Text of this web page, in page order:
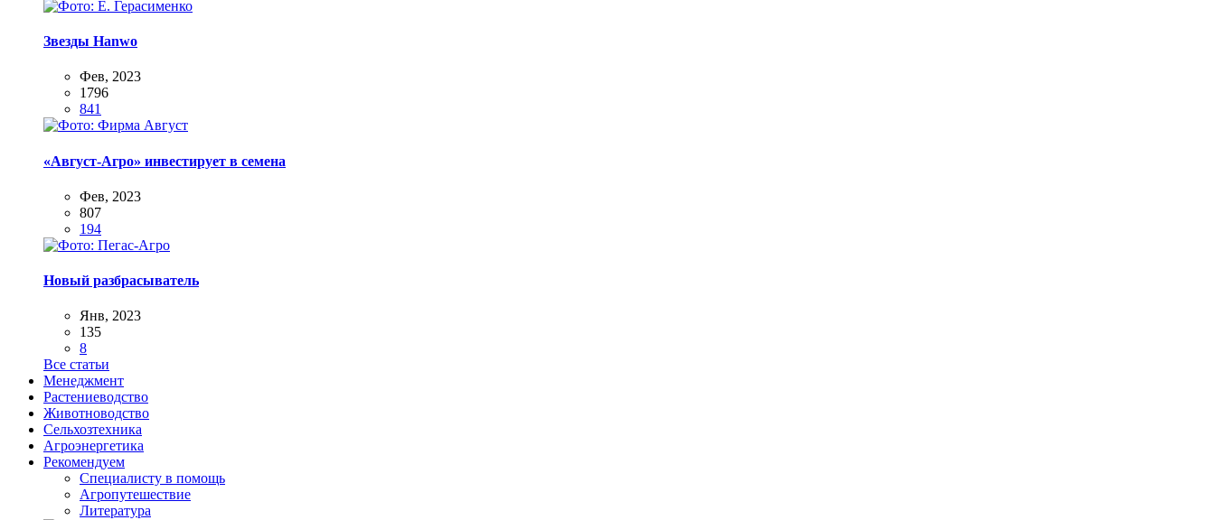
Звезды Hanwo
Фев, 2023
1796
841
«Август-Агро» инвестирует в семена
Фев, 2023
807
194
Новый разбрасыватель
Янв, 2023
135
8
Все статьи
Менеджмент
Растениеводство
Животноводство
Сельхозтехника
Агроэнергетика
Рекомендуем
Специалисту в помощь
Агропутешествие
Литература